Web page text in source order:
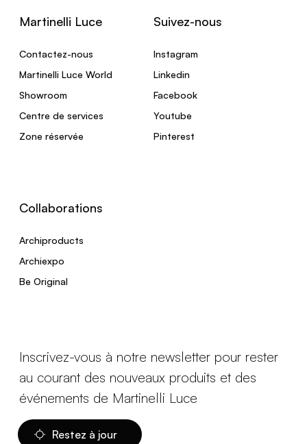
Martinelli Luce
Contactez-nous
Martinelli Luce World
Showroom
Centre de services
Zone réservée
Suivez-nous
Instagram
Linkedin
Facebook
Youtube
Pinterest
Collaborations
Archiproducts
Archiexpo
Be Original
Inscrivez-vous à notre newsletter pour rester
au courant des nouveaux produits et des
événements de Martinelli Luce
Restez à jour